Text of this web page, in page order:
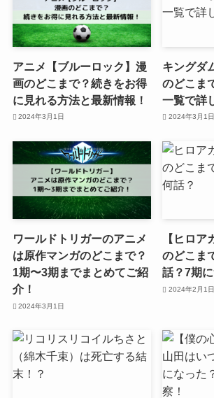
アニメ【ブルーロック】漫
画のどこまで？続きをお得
に見れる方法と最新情報！
2024年3月1日
キングダ
のどこま
一覧で詳
2024年3月1日
ワールドトリガーのアニメ
は原作マンガのどこまで？
1期〜3期までまとめてご紹
介！
2024年3月1日
【ヒロ
のどこま
話？7期
2024年2月1日